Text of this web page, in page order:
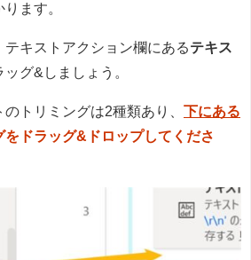
ます。
キストアクション欄にあるテキス
ッグ&しましょう。
トリミングは2種類あり、 下にある
をドラッグ&ドロップしてくださ